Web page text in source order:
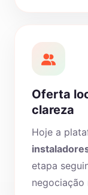
Oferta
clareza
Hoje a
etapa
negociação